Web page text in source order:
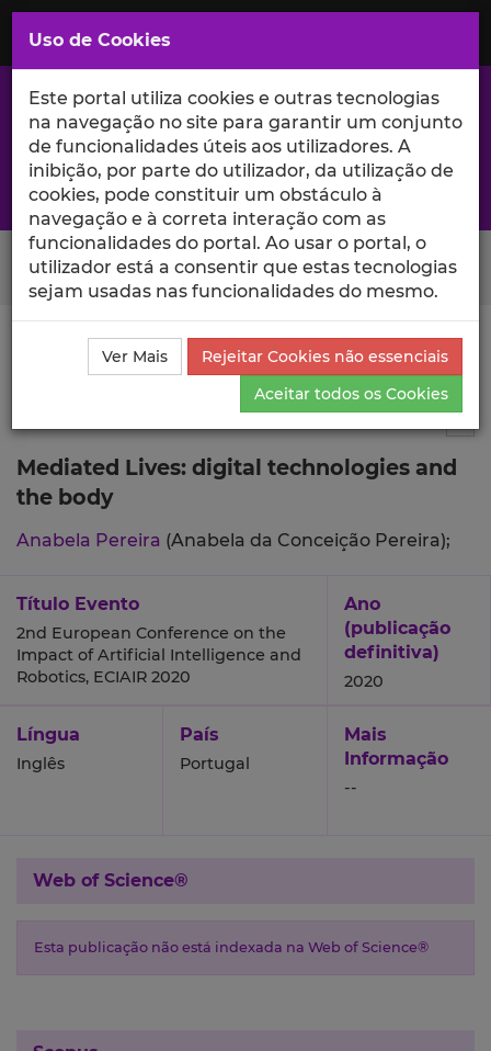
Saltar
para
Conteúdo
Principal
A excelência da investigação e ciência no Iscte
Search Button
Ciência_Iscte Comunicações
Descrição Detalhada
da Comunicação
Mediated Lives: digital technologies and
the body
Anabela Pereira (Anabela da Conceição Pereira);
Título Evento
2nd European Conference on the
Impact of Artificial Intelligence and
Robotics, ECIAIR 2020
Ano
(publicação
definitiva)
2020
Língua
Inglês
País
Portugal
Mais
Informação
--
Web of Science®
Esta publicação não está indexada na Web of Science®
Uso de Cookies
Este portal utiliza cookies e outras tecnologias
na navegação no site para garantir um conjunto
de funcionalidades úteis aos utilizadores. A
inibição, por parte do utilizador, da utilização de
cookies, pode constituir um obstáculo à
navegação e à correta interação com as
funcionalidades do portal. Ao usar o portal, o
utilizador está a consentir que estas tecnologias
sejam usadas nas funcionalidades do mesmo.
Ver Mais
Rejeitar Cookies não essenciais
Aceitar todos os Cookies